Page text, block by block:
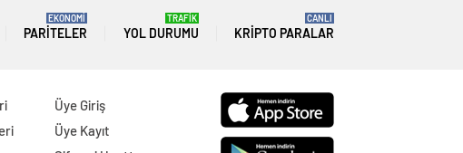
PARITELER
EKONOMİ
YOL DURUMU
TRAFİK
KRIPTO PARALAR
CANLI
Üye Giriş
Üye Kayıt